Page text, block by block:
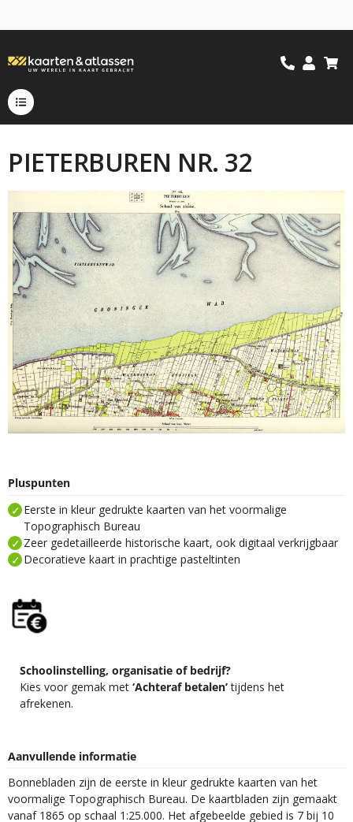
PIETERBUREN NR. 32
Pluspunten
Eerste in kleur gedrukte kaarten van het voormalige
Topographisch Bureau
Zeer gedetailleerde historische kaart, ook digitaal verkrijgbaar
Decoratieve kaart in prachtige pasteltinten
Schoolinstelling, organisatie of bedrijf?
Kies voor gemak met ‘Achteraf betalen’tijdens het
afrekenen.
Aanvullende informatie
Bonnebladen zijn de eerste in kleur gedrukte kaarten van het
voormalige Topographisch Bureau. De kaartbladen zijn gemaakt
vanaf 1865 op schaal 1:25.000. Het afgebeelde gebied is 7 bij 10